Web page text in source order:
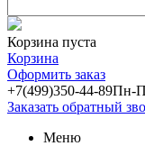
Корзина пуста
Корзина
Оформить заказ
+7(499)350-44-89Пн-
Заказать обратный
Меню